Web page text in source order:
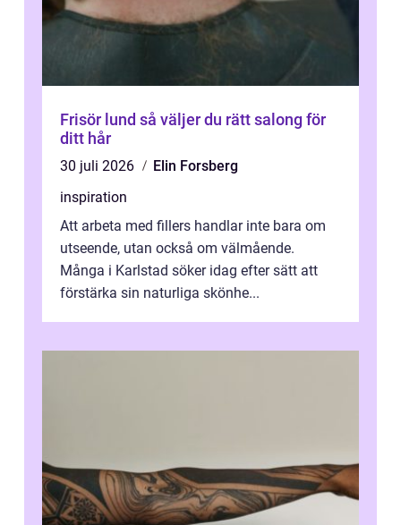
Frisör lund så väljer du rätt salong för
ditt hår
30 juli 2026
Elin Forsberg
inspiration
Att arbeta med fillers handlar inte bara om
utseende, utan också om välmående.
Många i Karlstad söker idag efter sätt att
förstärka sin naturliga skönhe...